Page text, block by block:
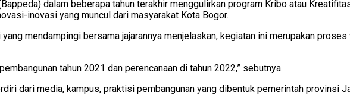
dalam beberapa tahun terakhir menggulirkan program Kribo atau
inovasi yang muncul dari masyarakat Kota Bogor.
mendampingi bersama jajarannya menjelaskan, kegiatan ini merupakan
tahun 2021 dan perencanaan di tahun 2022,” sebutnya.
dari media, kampus, praktisi pembangunan yang dibentuk pemerintah provinsi